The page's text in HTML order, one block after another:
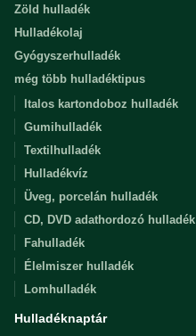
Zöld hulladék
Hulladékolaj
Gyógyszerhulladék
még több hulladéktipus
Italos kartondoboz hulladék
Gumihulladék
Textilhulladék
Hulladékvíz
Üveg, porcelán hulladék
CD, DVD adathordozó hulladék
Fahulladék
Élelmiszer hulladék
Lomhulladék
Hulladéknaptár